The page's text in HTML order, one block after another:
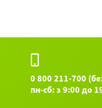
0 800 211-700
пн-сб: з 9:00 до